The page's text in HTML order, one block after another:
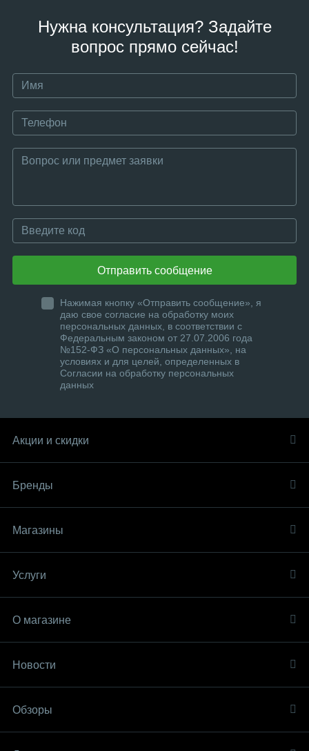
Нужна консультация? Задайте
вопрос прямо сейчас!
Отправить сообщение
Нажимая кнопку «Отправить сообщение», я
даю свое согласие на обработку моих
персональных данных, в соответствии с
Федеральным законом от 27.07.2006 года
№152-ФЗ «О персональных данных», на
условиях и для целей, определенных в
Согласии на обработку персональных
данных
Акции и скидки
Бренды
Магазины
Услуги
О магазине
Новости
Обзоры